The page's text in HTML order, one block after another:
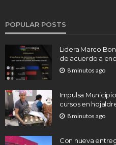
POPULAR POSTS
Lidera Marco
de acuerdo a
8 minutos ago
Impulsa
cursos en
8 minutos ago
Con nueva